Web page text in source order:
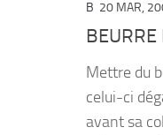
B 20 MAR,
BEURRE
Mettre du
celui-ci
avant sa